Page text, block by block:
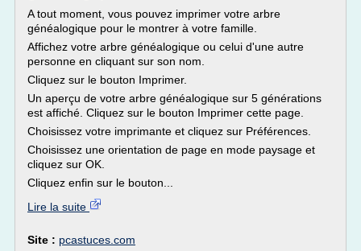
A tout moment, vous pouvez imprimer votre arbre
généalogique pour le montrer à votre famille.
Affichez votre arbre généalogique ou celui d'une autre
personne en cliquant sur son nom.
Cliquez sur le bouton Imprimer.
Un aperçu de votre arbre généalogique sur 5 générations
est affiché. Cliquez sur le bouton Imprimer cette page.
Choisissez votre imprimante et cliquez sur Préférences.
Choisissez une orientation de page en mode paysage et
cliquez sur OK.
Cliquez enfin sur le bouton...
Lire la suite
Site : pcastuces.com